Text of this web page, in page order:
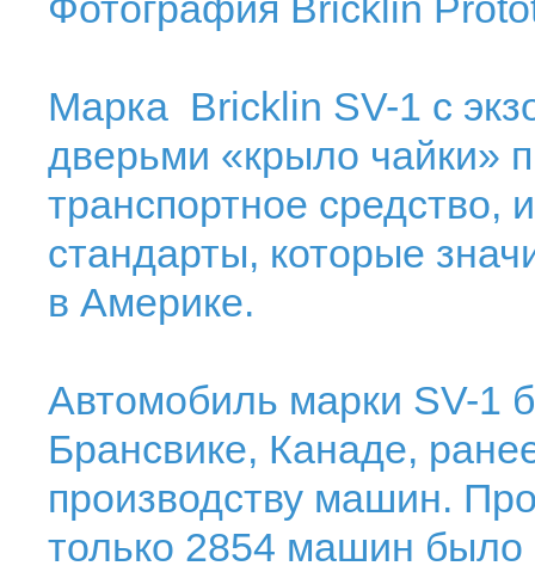
Марка Bricklin SV-1 с
дверьми «крыло чайки»
транспортное средство,
стандарты, которые
в Америке.
Автомобиль марки SV-1
Брансвике, Канаде,
производству машин.
только 2854 машин было